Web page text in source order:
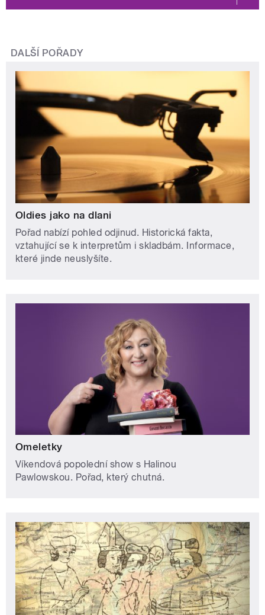
DALŠÍ POŘADY
Oldies jako na dlani
Pořad nabízí pohled odjinud. Historická fakta,
vztahující se k interpretům i skladbám. Informace,
které jinde neuslyšíte.
Omeletky
Víkendová popolední show s Halinou
Pawlowskou. Pořad, který chutná.